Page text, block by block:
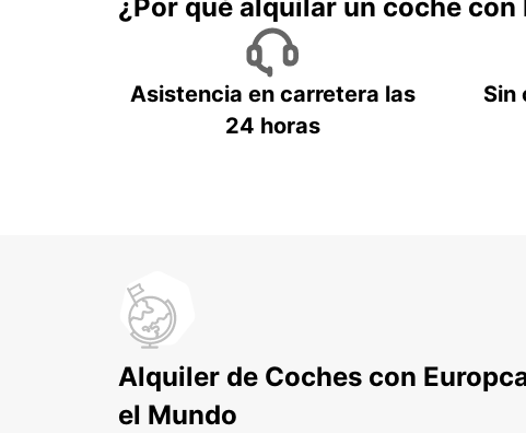
¿Por qué alquilar un coche con
Asistencia en carretera las
24 horas
Sin
Alquiler de Coches con
el Mundo